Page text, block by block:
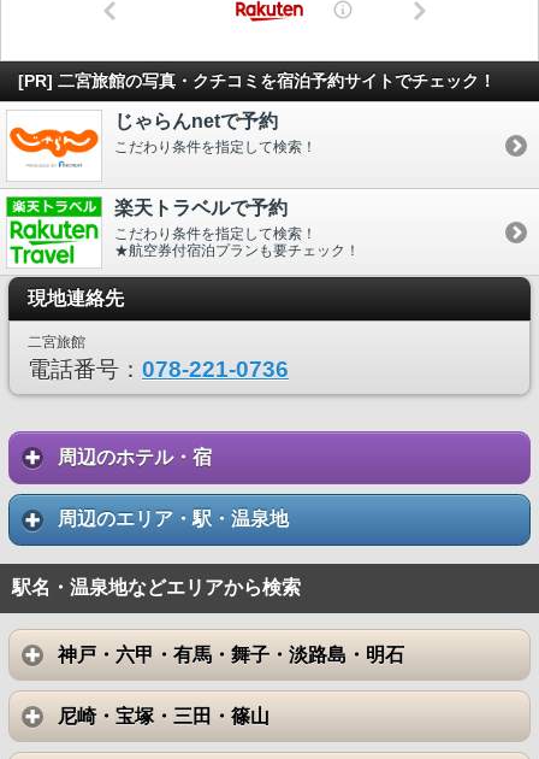
[PR] 二宮旅館の写真・クチコミを宿泊予約サイトでチェック！
じゃらんnetで予約
こだわり条件を指定して検索！
楽天トラベルで予約
こだわり条件を指定して検索！
★航空券付宿泊プランも要チェック！
現地連絡先
二宮旅館
電話番号： 078-221-0736
周辺のホテル・宿
周辺のエリア・駅・温泉地
駅名・温泉地などエリアから検索
神戸・六甲・有馬・舞子・淡路島・明石
尼崎・宝塚・三田・篠山